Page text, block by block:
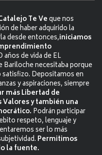
Te Veque nos
de haber adquirido la
desde entonces,iniciamos
de vida de EL
Bariloche necesitaba porque
Depositamos en
y aspiraciones, siempre
más Libertad de
Valores y también una
Podrán participar
respeto, lenguaje y
ser lo más
Permitimos
la fuente.